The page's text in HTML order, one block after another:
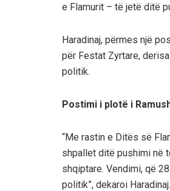
e Flamurit – të jetë ditë
Haradinaj, përmes një
për Festat Zyrtare,
politik.
Postimi i plotë i
“Me rastin e Ditës së
shpallet ditë pushimi në
shqiptare. Vendimi, që
politik”, dekaroi Haradinaj.